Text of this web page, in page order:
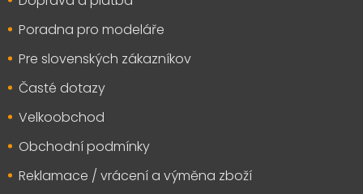
Poradna pro modeláře
Pre slovenských zákazníkov
Časté dotazy
Velkoobchod
Obchodní podmínky
Reklamace / vrácení a výměna zboží